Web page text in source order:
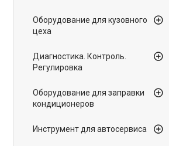
Оборудование для кузовного
цеха
Диагностика. Контроль.
Регулировка
Оборудование для заправки
кондиционеров
Инструмент для автосервиса